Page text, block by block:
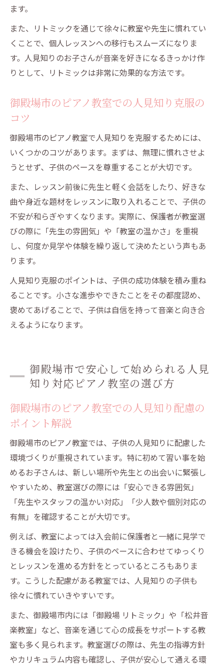
ます。
また、リトミックを通じて徐々に教室や先生に慣れてい
くことで、個人レッスンへの移行もスムーズになりま
す。人見知りのお子さんが音楽を好きになるきっかけ作
りとして、リトミックは非常に効果的な方法です。
御殿場市のピアノ教室での人見知り克服の
コツ
御殿場市のピアノ教室で人見知りを克服するためには、
いくつかのコツがあります。まずは、無理に慣れさせよ
うとせず、子供のペースを尊重することが大切です。
また、レッスン前後に先生と軽く会話をしたり、好きな
曲や身近な題材をレッスンに取り入れることで、子供の
不安が和らぎやすくなります。実際に、保護者が教室選
びの際に「先生の雰囲気」や「教室の温かさ」を重視
し、何度か見学や体験を繰り返して決めたという声もあ
ります。
人見知り克服のポイントは、子供の成功体験を積み重ね
ることです。小さな進歩やできたことをその都度認め、
褒めてあげることで、子供は自信を持って音楽と向き合
えるようになります。
御殿場市で安心して始められる人見
知り対応ピアノ教室の選び方
御殿場市のピアノ教室での人見知り配慮の
ポイント解説
御殿場市のピアノ教室では、子供の人見知りに配慮した
環境づくりが重視されています。特に初めて習い事を始
めるお子さんは、新しい場所や先生との出会いに緊張し
やすいため、教室選びの際には「安心できる雰囲気」
「先生やスタッフの温かい対応」「少人数や個別対応の
有無」を確認することが大切です。
例えば、教室によっては入会前に保護者と一緒に見学で
きる機会を設けたり、子供のペースに合わせてゆっくり
とレッスンを進める方針をとっているところもありま
す。こうした配慮がある教室では、人見知りの子供も
徐々に慣れていきやすいです。
また、御殿場市内には「御殿場 リトミック」や「松井音
楽教室」など、音楽を通じて心の成長をサポートする教
室も多く見られます。教室選びの際は、先生の指導方針
やカリキュラム内容も確認し、子供が安心して通える環